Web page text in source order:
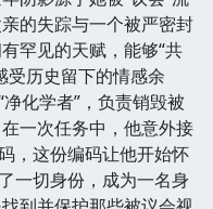
的失踪与一个被严密封
罕见的天赋，能够“共
受历史留下的情感余
化学者”，负责销毁被
一次任务中，他意外接
，这份编码让他开始怀
一切身份，成为一名身